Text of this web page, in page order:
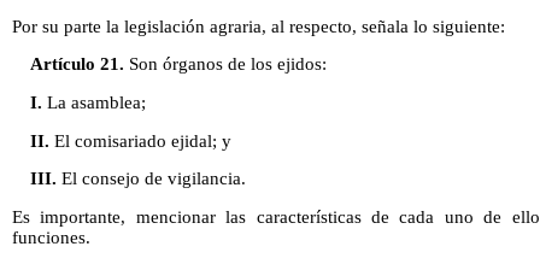
Por su parte la legislación agraria, al respecto, señala lo siguiente:
Artículo 21. Son órganos de los ejidos:
I. La asamblea;
II. El comisariado ejidal; y
III. El consejo de vigilancia.
Es importante, mencionar las características de cada uno de
funciones.